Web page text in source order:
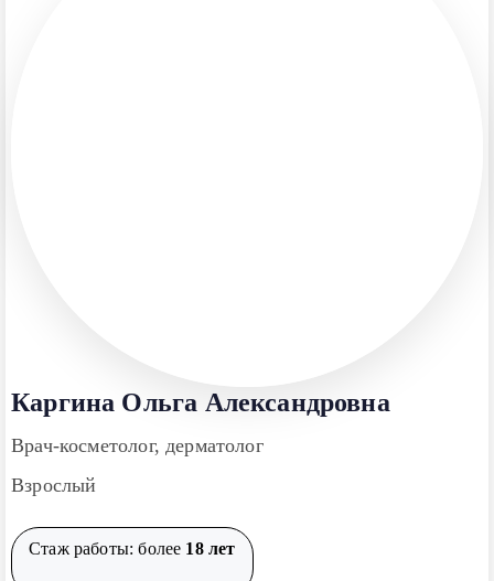
Каргина Ольга Александровна
Врач-косметолог, дерматолог
Взрослый
Стаж работы: более 18 лет